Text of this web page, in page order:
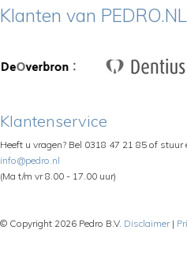
Klanten van PEDRO.NL
Klantenservice
Heeft u vragen? Bel 0318 47 21 85 of stuur
info@pedro.nl
(Ma t/m vr 8.00 - 17.00 uur)
© Copyright 2026 Pedro B.V. Disclaimer|